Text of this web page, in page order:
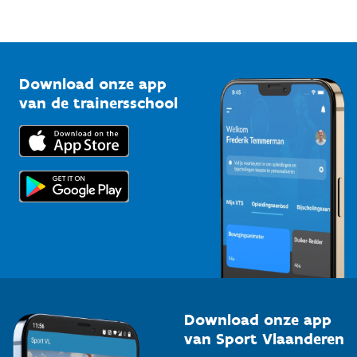
Bedrijven
Trainers en begeleiders
Topsporters
Vlaamse Trainersschool
Kennisplatform
Downloads
Voor de pers
Download onze app
van de trainersschool
Download onze app
van Sport Vlaanderen